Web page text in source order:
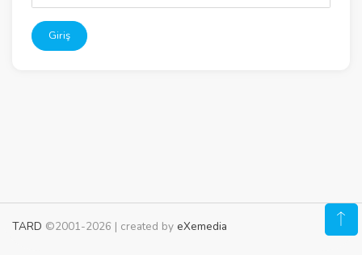
Giriş
TARD ©2001-2026 | created by eXemedia